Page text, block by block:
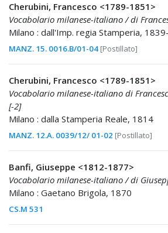
Cherubini, Francesco <1789-1851>
Vocabolario milanese-italiano / di
Milano : dall'Imp. regia Stamperia,
MANZ. 15. 0016.B/01-04 [Postillato]
Cherubini, Francesco <1789-1851>
Vocabolario milanese-italiano di
[-2]
Milano : dalla Stamperia Reale, 1814
MANZ. 12.A. 0039/12/ 01-02 [Postillato]
Banfi, Giuseppe <1812-1877>
Vocabolario milanese-italiano / di
Milano : Gaetano Brigola, 1870
CS.M 531